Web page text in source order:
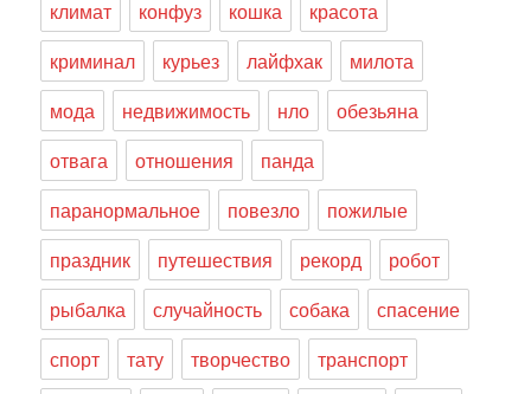
климат конфуз кошка
красота
криминал
курьез лайфхак
милота
мода
недвижимость нло
обезьяна
отвага
отношения
панда
паранормальное
повезло
пожилые
праздник
путешествия рекорд
робот
рыбалка
случайность собака
спасение
спорт
тату творчество
транспорт